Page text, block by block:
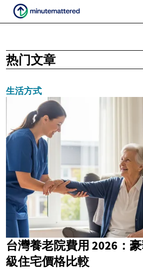
热门文章
生活方式
台灣養老院費用 2026：
級住宅價格比較